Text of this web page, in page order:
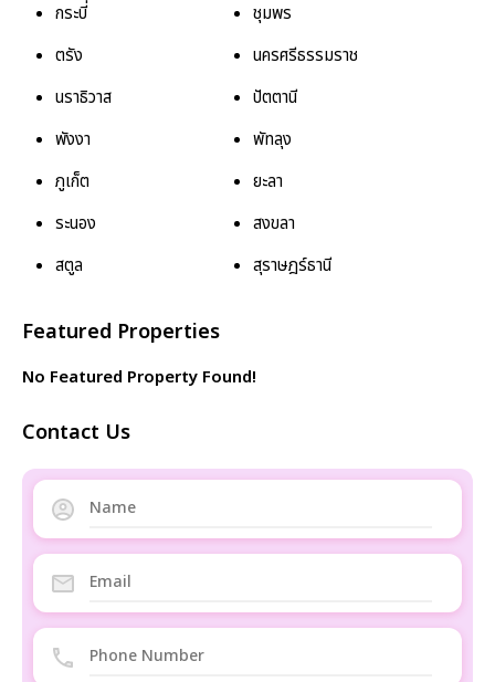
กระบี่
ชุมพร
ตรัง
นครศรีธรรมราช
นราธิวาส
ปัตตานี
พังงา
พัทลุง
ภูเก็ต
ยะลา
ระนอง
สงขลา
สตูล
สุราษฎร์ธานี
Featured Properties
No Featured Property Found!
Contact Us